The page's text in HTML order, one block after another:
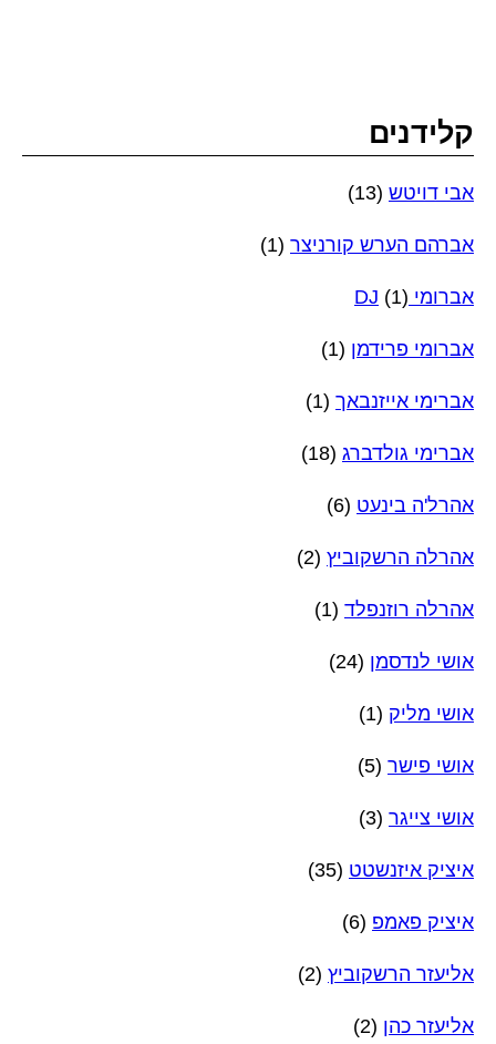
קלידנים
אבי דויטש (13)
אברהם הערש קורניצר (1)
אברומי DJ (1)
אברומי פרידמן (1)
אברימי אייזנבאך (1)
אברימי גולדברג (18)
אהרל'ה בינעט (6)
אהרלה הרשקוביץ (2)
אהרלה רוזנפלד (1)
אושי לנדסמן (24)
אושי מליק (1)
אושי פישר (5)
אושי צייגר (3)
איציק איזנשטט (35)
איציק פאמפ (6)
אליעזר הרשקוביץ (2)
אליעזר כהן (2)